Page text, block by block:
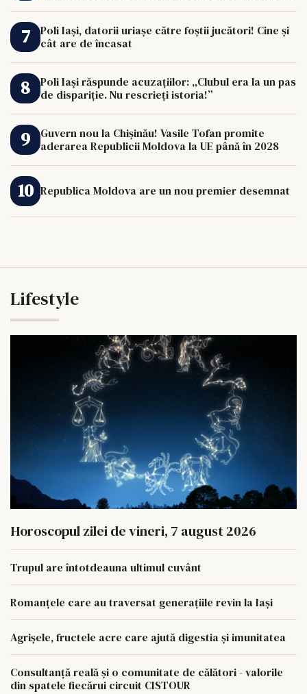
Poli Iași, datorii uriașe către foștii jucători! Cine și
cât are de încasat
Poli Iași răspunde acuzațiilor: „Clubul era la un pas
de dispariție. Nu rescrieți istoria!”
Guvern nou la Chișinău! Vasile Tofan promite
aderarea Republicii Moldova la UE până în 2028
Republica Moldova are un nou premier desemnat
Lifestyle
Horoscopul zilei de vineri, 7 august 2026
Trupul are întotdeauna ultimul cuvânt
Romanțele care au traversat generațiile revin la Iași
Agrișele, fructele acre care ajută digestia și imunitatea
Consultanță reală și o comunitate de călători - valorile
din spatele fiecărui circuit CISTOUR